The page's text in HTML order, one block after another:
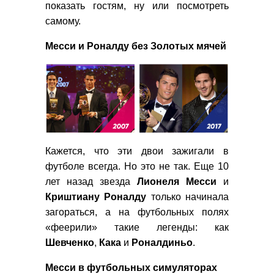
показать гостям, ну или посмотреть
самому.
Месси и Роналду без Золотых мячей
Кажется, что эти двои зажигали в
футболе всегда. Но это не так. Еще 10
лет назад звезда Лионеля Месси и
Криштиану Роналду только начинала
загораться, а на футбольных полях
«феерили» такие легенды: как
Шевченко, Кака и Роналдиньо.
Месси в футбольных симуляторах